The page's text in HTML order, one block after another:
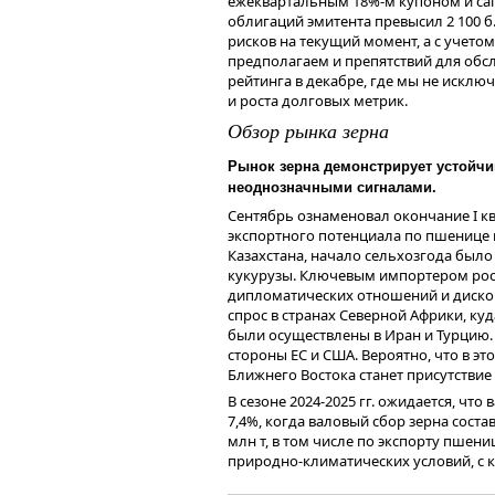
Бизнес-модель
Создание инфраструктуры P2B
Бизнес-модель JetLend основана на
среднего бизнеса напрямую, без
взаимодействует с денежными
привлеченных для субъектов МСП
что Компания не берет кредитный
привлечению финансирования, но
Суммарный объем торгов
выпуска выросла с 86,1 до 92,3% от
темпами нашу компанию — и по
и получать свою прибыль в будущем.
Самая темная ночь всегда перед
Будьте здоровы, уделяйте время
наступающим Новым годом!
облигаций эмитента превысил 2 100
рисков на текущий момент, а с
предполагаем и препятствий для
рейтинга в декабре, где мы не
и роста долговых метрик.
Обзор рынка зерна
Рынок зерна демонстрирует
неоднозначными сигналами.
Сентябрь ознаменовал окончание I
экспортного потенциала по пшенице
Казахстана, начало сельхозгода
кукурузы. Ключевым импортером
дипломатических отношений и
спрос в странах Северной Африки,
были осуществлены в Иран и Турцию.
стороны ЕС и США. Вероятно, что в
Ближнего Востока станет
В сезоне 2024-2025 гг. ожидается,
7,4%, когда валовый сбор зерна
млн т, в том числе по экспорту
природно-климатических условий, с